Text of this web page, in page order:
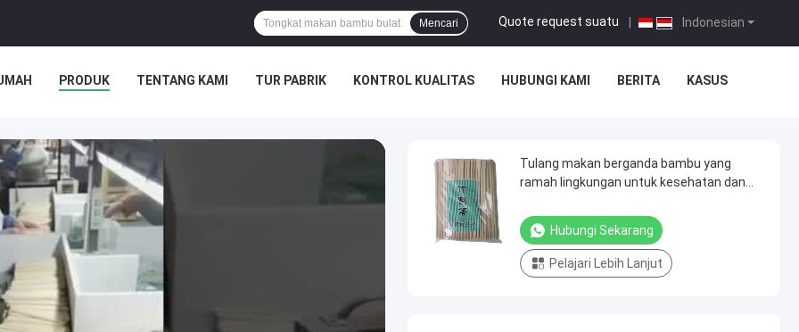
Indonesian
Quote request suatu
Mencari
PRODUK TENTANG KAMI TUR PABRIK KONTROL KUALITAS HUBUNGI KAMI BERITA KASUS
Tulang makan berganda bambu yang
ramah lingkungan untuk kesehatan dan
Hubungi Sekarang
Pelajari Lebih Lanjut